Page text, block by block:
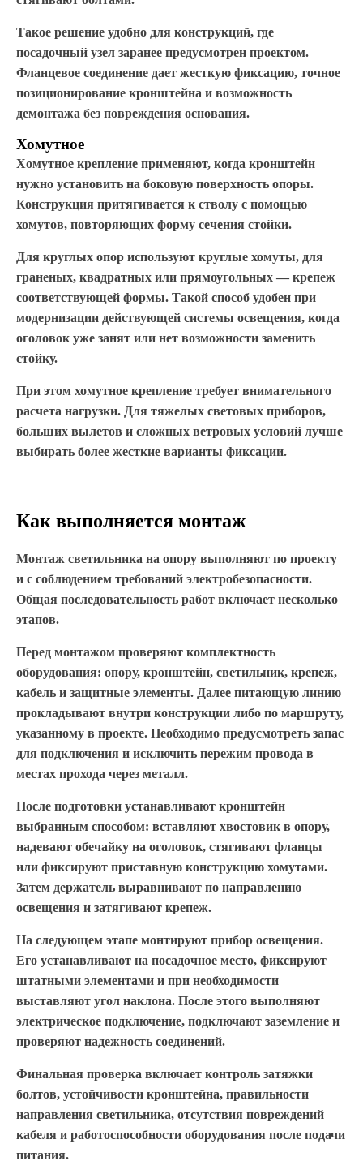
Такое решение удобно для конструкций, где
посадочный узел заранее предусмотрен проектом.
Фланцевое соединение дает жесткую фиксацию, точное
позиционирование кронштейна и возможность
демонтажа без повреждения основания.
Хомутное
Хомутное крепление применяют, когда кронштейн
нужно установить на боковую поверхность опоры.
Конструкция притягивается к стволу с помощью
хомутов, повторяющих форму сечения стойки.
Для круглых опор используют круглые хомуты, для
граненых, квадратных или прямоугольных — крепеж
соответствующей формы. Такой способ удобен при
модернизации действующей системы освещения, когда
оголовок уже занят или нет возможности заменить
стойку.
При этом хомутное крепление требует внимательного
расчета нагрузки. Для тяжелых световых приборов,
больших вылетов и сложных ветровых условий лучше
выбирать более жесткие варианты фиксации.
Как выполняется монтаж
Монтаж светильника на опору выполняют по проекту
и с соблюдением требований электробезопасности.
Общая последовательность работ включает несколько
этапов.
Перед монтажом проверяют комплектность
оборудования: опору, кронштейн, светильник, крепеж,
кабель и защитные элементы. Далее питающую линию
прокладывают внутри конструкции либо по маршруту,
указанному в проекте. Необходимо предусмотреть запас
для подключения и исключить пережим провода в
местах прохода через металл.
После подготовки устанавливают кронштейн
выбранным способом: вставляют хвостовик в опору,
надевают обечайку на оголовок, стягивают фланцы
или фиксируют приставную конструкцию хомутами.
Затем держатель выравнивают по направлению
освещения и затягивают крепеж.
На следующем этапе монтируют прибор освещения.
Его устанавливают на посадочное место, фиксируют
штатными элементами и при необходимости
выставляют угол наклона. После этого выполняют
электрическое подключение, подключают заземление и
проверяют надежность соединений.
Финальная проверка включает контроль затяжки
болтов, устойчивости кронштейна, правильности
направления светильника, отсутствия повреждений
кабеля и работоспособности оборудования после подачи
питания.